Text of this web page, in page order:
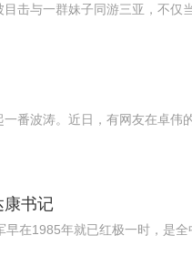
击与一群妹子同游三亚，不仅
番波涛。近日，有网友在卓伟
康书记
在1985年就已红极一时，是全